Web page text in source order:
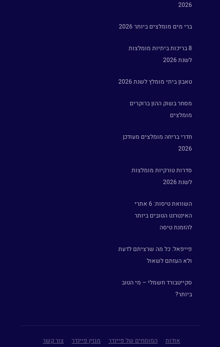
2026
ברי מים מומלצים ביותר 2026
8 בריכות ביתיות מומלצות
לשנת 2026
טאבון ביתי מומלץ לשנת 2026
מסחר בשוק ההון ברוקרים
מומלצים
חדרי בריחה מומלצים מעודכן
2026
סדרות טורקיות מומלצות
לשנת 2026
השוואת טיסות: 6 אתרי
האינטרנט הטובים ביותר
להזמנת טיסה
פייפאל: כל מה שרציתם לדעת
ולא העזתם לשאול
סקייטבורד חשמלי – מי הטוב
ביותר?
אודות המומחים של פיינדר מגזין פיינדר צור קשר